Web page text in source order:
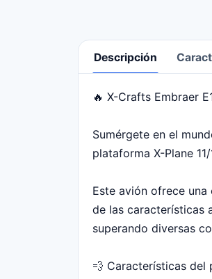
Descripción
Descripción
🔥 X-Crafts Embraer
Sumérgete en el
plataforma X-Plane
Este avión ofrece
de las características
superando diversas
💨 Características del